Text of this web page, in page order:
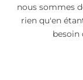
nous sommes
rien qu'en
besoin